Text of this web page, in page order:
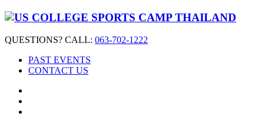
QUESTIONS? CALL: 063-702-1222
PAST EVENTS
CONTACT US